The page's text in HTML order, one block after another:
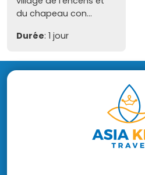
du chapeau con...
Durée: 1 jour